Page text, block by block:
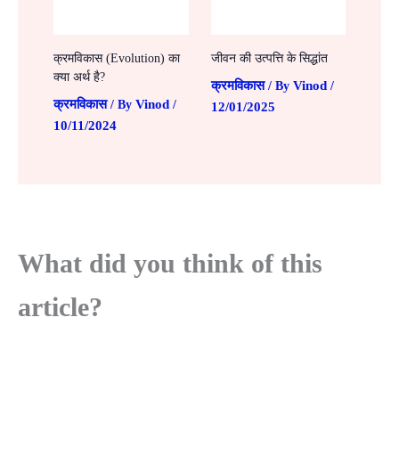
क्रमविकास (Evolution) का
क्या अर्थ है?
क्रमविकास/ By Vinod /
10/11/2024
जीवन की उत्पत्ति के सिद्धांत
क्रमविकास/ By Vinod /
12/01/2025
What did you think of this
article?